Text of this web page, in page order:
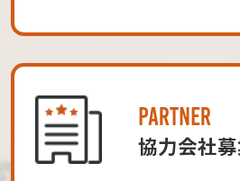
PARTNER
協力会社